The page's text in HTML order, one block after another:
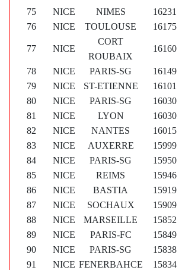
75
NICE NIMES 16231
76
NICE TOULOUSE 16175
77 NICE
CORT
ROUBAIX
16160
78 NICE PARIS-SG 16149
79
NICE ST-ETIENNE 16101
80
NICE PARIS-SG 16030
81
NICE LYON 16030
82
NICE NANTES 16015
83
NICE AUXERRE 15999
84
NICE PARIS-SG 15950
85
NICE REIMS 15946
86
NICE BASTIA 15919
87
NICE SOCHAUX 15909
88
NICE MARSEILLE 15852
89
NICE PARIS-FC 15849
90
NICE PARIS-SG 15838
91
NICE FENERBAHCE 15834